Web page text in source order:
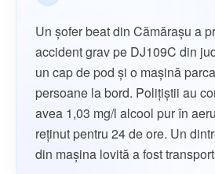
Un șofer beat din Cămărașu a
accident grav pe DJ109C din
un cap de pod și o mașină
persoane la bord. Polițiștii au
avea 1,03 mg/l alcool pur în
reținut pentru 24 de ore. Un
din mașina lovită a fost